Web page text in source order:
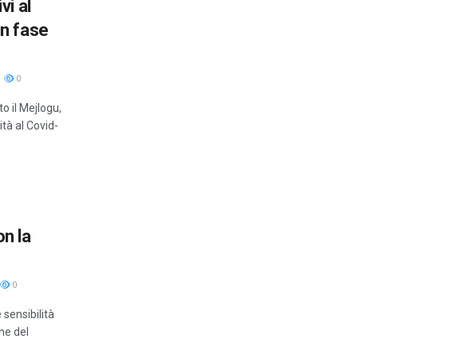
al
fase
0
il Mejlogu,
al Covid-
la
0
sensibilità
del